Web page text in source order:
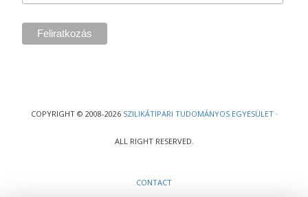
COPYRIGHT © 2008-2026 SZILIKÁTIPARI TUDOMÁNYOS EGYESÜLET·
ALL RIGHT RESERVED.
CONTACT